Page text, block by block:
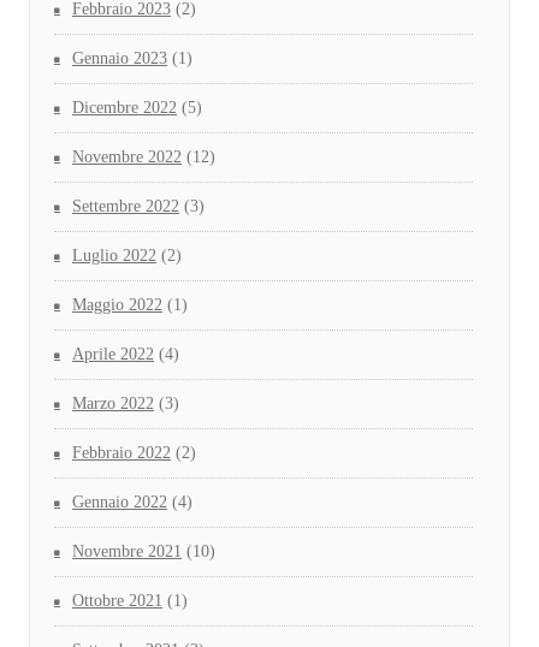
Febbraio 2023 (2)
Gennaio 2023 (1)
Dicembre 2022 (5)
Novembre 2022 (12)
Settembre 2022 (3)
Luglio 2022 (2)
Maggio 2022 (1)
Aprile 2022 (4)
Marzo 2022 (3)
Febbraio 2022 (2)
Gennaio 2022 (4)
Novembre 2021 (10)
Ottobre 2021 (1)